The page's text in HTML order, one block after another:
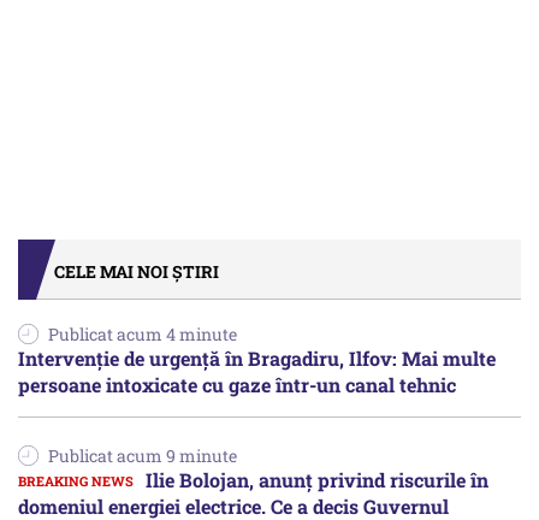
CELE MAI NOI ȘTIRI
Publicat acum 4 minute
Intervenție de urgență în Bragadiru, Ilfov: Mai multe
persoane intoxicate cu gaze într-un canal tehnic
Publicat acum 9 minute
Ilie Bolojan, anunț privind riscurile în
domeniul energiei electrice. Ce a decis Guvernul